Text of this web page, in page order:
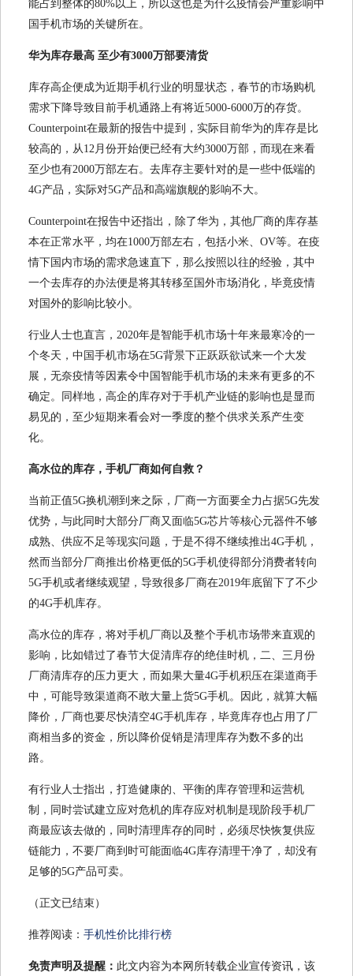
能占到整体的80%以上，所以这也是为什么疫情会严重影响中
国手机市场的关键所在。
华为库存最高 至少有3000万部要清货
库存高企便成为近期手机行业的明显状态，春节的市场购机
需求下降导致目前手机通路上有将近5000-6000万的存货。
Counterpoint在最新的报告中提到，实际目前华为的库存是比
较高的，从12月份开始便已经有大约3000万部，而现在来看
至少也有2000万部左右。去库存主要针对的是一些中低端的
4G产品，实际对5G产品和高端旗舰的影响不大。
Counterpoint在报告中还指出，除了华为，其他厂商的库存基
本在正常水平，均在1000万部左右，包括小米、OV等。在疫
情下国内市场的需求急速直下，那么按照以往的经验，其中
一个去库存的办法便是将其转移至国外市场消化，毕竟疫情
对国外的影响比较小。
行业人士也直言，2020年是智能手机市场十年来最寒冷的一
个冬天，中国手机市场在5G背景下正跃跃欲试来一个大发
展，无奈疫情等因素令中国智能手机市场的未来有更多的不
确定。同样地，高企的库存对于手机产业链的影响也是显而
易见的，至少短期来看会对一季度的整个供求关系产生变
化。
高水位的库存，手机厂商如何自救？
当前正值5G换机潮到来之际，厂商一方面要全力占据5G先发
优势，与此同时大部分厂商又面临5G芯片等核心元器件不够
成熟、供应不足等现实问题，于是不得不继续推出4G手机，
然而当部分厂商推出价格更低的5G手机使得部分消费者转向
5G手机或者继续观望，导致很多厂商在2019年底留下了不少
的4G手机库存。
高水位的库存，将对手机厂商以及整个手机市场带来直观的
影响，比如错过了春节大促清库存的绝佳时机，二、三月份
厂商清库存的压力更大，而如果大量4G手机积压在渠道商手
中，可能导致渠道商不敢大量上货5G手机。因此，就算大幅
降价，厂商也要尽快清空4G手机库存，毕竟库存也占用了厂
商相当多的资金，所以降价促销是清理库存为数不多的出
路。
有行业人士指出，打造健康的、平衡的库存管理和运营机
制，同时尝试建立应对危机的库存应对机制是现阶段手机厂
商最应该去做的，同时清理库存的同时，必须尽快恢复供应
链能力，不要厂商到时可能面临4G库存清理干净了，却没有
足够的5G产品可卖。
（正文已结束）
推荐阅读： 手机性价比排行榜
免责声明及提醒： 此文内容为本网所转载企业宣传资讯，该